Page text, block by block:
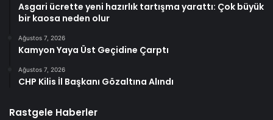
Asgari ücrette yeni hazırlık tartışma yarattı: Çok büyük
bir kaosa neden olur
Ağustos 7, 2026
Kamyon Yaya Üst Geçidine Çarptı
Ağustos 7, 2026
CHP Kilis İl Başkanı Gözaltına Alındı
Rastgele Haberler